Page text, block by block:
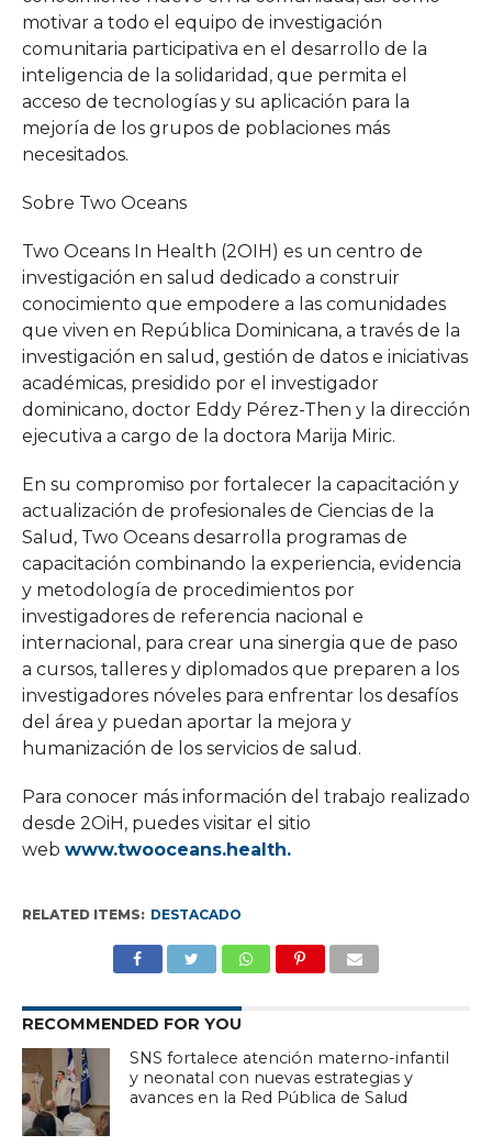
motivar a todo el equipo de investigación
comunitaria participativa en el desarrollo de la
inteligencia de la solidaridad, que permita el
acceso de tecnologías y su aplicación para la
mejoría de los grupos de poblaciones más
necesitados.
Sobre Two Oceans
Two Oceans In Health (2OIH) es un centro de
investigación en salud dedicado a construir
conocimiento que empodere a las comunidades
que viven en República Dominicana, a través de la
investigación en salud, gestión de datos e iniciativas
académicas, presidido por el investigador
dominicano, doctor Eddy Pérez-Then y la dirección
ejecutiva a cargo de la doctora Marija Miric.
En su compromiso por fortalecer la capacitación y
actualización de profesionales de Ciencias de la
Salud, Two Oceans desarrolla programas de
capacitación combinando la experiencia, evidencia
y metodología de procedimientos por
investigadores de referencia nacional e
internacional, para crear una sinergia que de paso
a cursos, talleres y diplomados que preparen a los
investigadores nóveles para enfrentar los desafíos
del área y puedan aportar la mejora y
humanización de los servicios de salud.
Para conocer más información del trabajo realizado
desde 2OiH, puedes visitar el sitio
web www.twooceans.health.
RELATED ITEMS: DESTACADO
RECOMMENDED FOR YOU
SNS fortalece atención materno-infantil
y neonatal con nuevas estrategias y
avances en la Red Pública de Salud